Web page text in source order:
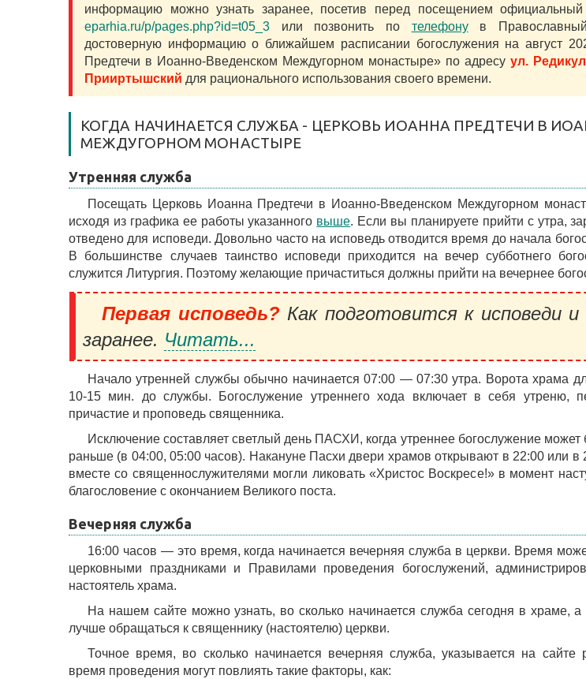
информацию можно узнать заранее, посетив перед посещением
eparhia.ru/p/pages.php?id=t05_3 или позвонить по телефонув
достоверную информацию о ближайшем расписании богослужения на август
Предтечи в Иоанно-Введенском Междугорном монастыре» по адресу ул.
Прииртышский для рационального использования своего времени.
КОГДА НАЧИНАЕТСЯ СЛУЖБА - ЦЕРКОВЬ ИОАННА ПРЕДТЕЧИ В
МЕЖДУГОРНОМ МОНАСТЫРЕ
Утренняя служба
Посещать Церковь Иоанна Предтечи в Иоанно-Введенском Междугорном
исходя из графика ее работы указанного выше. Если вы планируете прийти с утра,
отведено для исповеди. Довольно часто на исповедь отводится время до начала
В большинстве случаев таинство исповеди приходится на вечер субботнего
служится Литургия. Поэтому желающие причаститься должны прийти на вечернее
Первая исповедь?Как подготовится к исповеди
заранее. Читать...
Начало утренней службы обычно начинается 07:00 — 07:30 утра. Ворота храма
10-15 мин. до службы. Богослужение утреннего хода включает в себя утреню,
причастие и проповедь священника.
Исключение составляет светлый день ПАСХИ, когда утреннее богослужение может
раньше (в 04:00, 05:00 часов). Накануне Пасхи двери храмов открывают в 22:00 или в
вместе со священнослужителями могли ликовать «Христос Воскресе!» в момент
благословение с окончанием Великого поста.
Вечерняя служба
16:00 часов — это время, когда начинается вечерняя служба в церкви. Время
церковными праздниками и Правилами проведения богослужений,
настоятель храма.
На нашем сайте можно узнать, во сколько начинается служба сегодня в храме,
лучше обращаться к священнику (настоятелю) церкви.
Точное время, во сколько начинается вечерняя служба, указывается на сайте
время проведения могут повлиять такие факторы, как: